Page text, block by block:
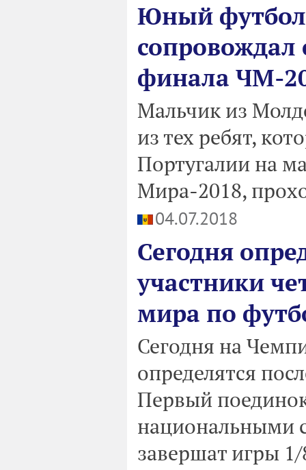
Юный
сопровождал
финала ЧМ-
Мальчик из
из тех ребят,
Португалии на
Мира-2018,
04.07.2018
Сегодня
участники
мира по
Сегодня на
определятся
Первый
национальными
завершат игры